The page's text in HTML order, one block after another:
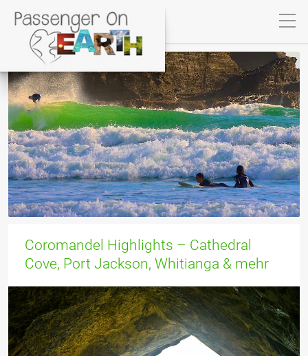
Coromandel Highlights – Cathedral
Cove, Port Jackson, Whitianga & mehr